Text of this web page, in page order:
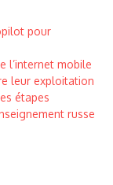
pour
l’internet mobile
leur exploitation
étapes
russe